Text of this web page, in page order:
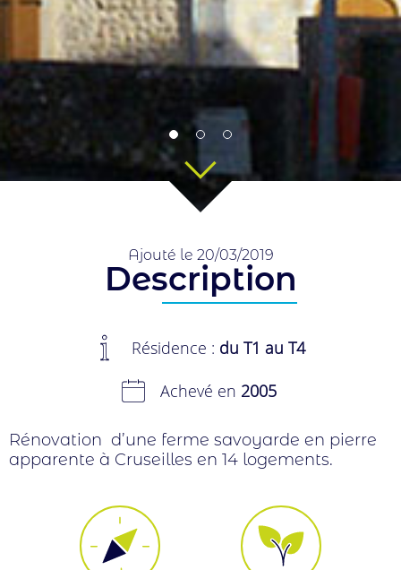
Ajouté le 20/03/2019
Description
Résidence : du T1 au T4
Achevé en 2005
Rénovation d’une ferme savoyarde en pierre
apparente à Cruseilles en 14 logements.